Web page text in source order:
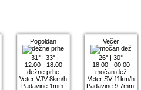
Popoldan
31° |33°
12:00 - 18:00
dežne prhe
Veter VJV 8km/h
Padavine 1mm.
Večer
26° |30°
18:00 - 00:00
močan dež
Veter SV 11km/h
Padavine 9.7mm.